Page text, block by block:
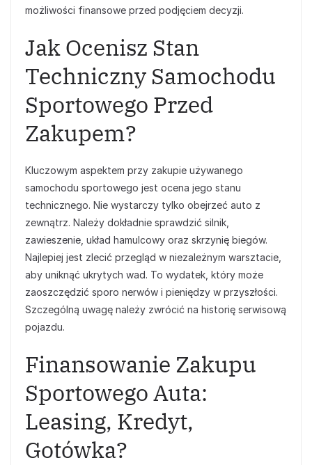
możliwości finansowe przed podjęciem decyzji.
Jak Ocenisz Stan
Techniczny Samochodu
Sportowego Przed
Zakupem?
Kluczowym aspektem przy zakupie używanego
samochodu sportowego jest ocena jego stanu
technicznego. Nie wystarczy tylko obejrzeć auto z
zewnątrz. Należy dokładnie sprawdzić silnik,
zawieszenie, układ hamulcowy oraz skrzynię biegów.
Najlepiej jest zlecić przegląd w niezależnym warsztacie,
aby uniknąć ukrytych wad. To wydatek, który może
zaoszczędzić sporo nerwów i pieniędzy w przyszłości.
Szczególną uwagę należy zwrócić na historię serwisową
pojazdu.
Finansowanie Zakupu
Sportowego Auta:
Leasing, Kredyt,
Gotówka?